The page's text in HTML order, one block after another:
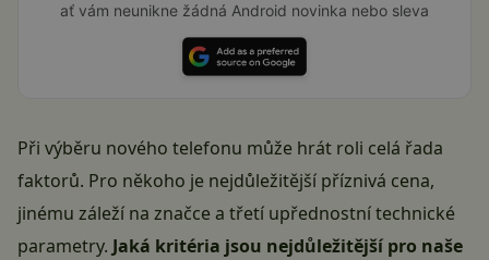
ať vám neunikne žádná Android novinka nebo sleva
Při výběru nového telefonu může hrát roli celá řada
faktorů. Pro někoho je nejdůležitější příznivá cena,
jinému záleží na značce a třetí upřednostní technické
parametry. Jaká kritéria jsou nejdůležitější pro naše